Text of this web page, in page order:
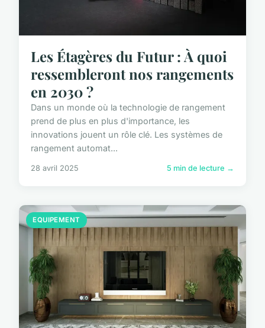
Les Étagères du Futur : À quoi
ressembleront nos rangements
en 2030 ?
Dans un monde où la technologie de rangement
prend de plus en plus d'importance, les
innovations jouent un rôle clé. Les systèmes de
rangement automat...
28 avril 2025 5 min de lecture →
EQUIPEMENT